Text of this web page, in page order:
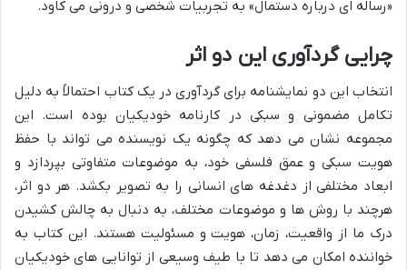
«رساله ای درباره دستمال» به تجربیات شخصی و درونی می کاود.
چرایی گردآوری این دو اثر
انتخاب این دو نمایشنامه برای گردآوری در یک کتاب احتمالاً به دلیل
تکامل مضمونی و سبکی در کارنامه خودیکیان بوده است. این
مجموعه نشان می دهد که چگونه یک نویسنده می تواند با حفظ
هویت سبکی و عمق فلسفی خود، به موضوعات متفاوتی بپردازد و
ابعاد مختلفی از دغدغه های انسانی را به تصویر بکشد. هر دو اثر،
هرچند با روش ها و موضوعات مختلف، به دنبال به چالش کشیدن
درک ما از واقعیت، زمان، هویت و مسئولیت هستند. این کتاب به
خواننده امکان می دهد تا با طیف وسیعی از توانایی های خودیکیان